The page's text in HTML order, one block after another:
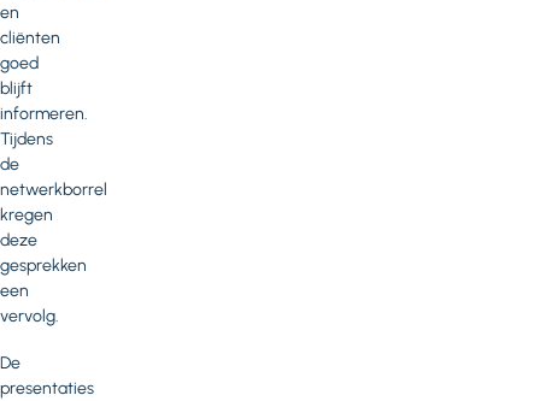
en
cliënten
goed
blijft
informeren.
Tijdens
de
netwerkborrel
kregen
deze
gesprekken
een
vervolg.
De
presentaties